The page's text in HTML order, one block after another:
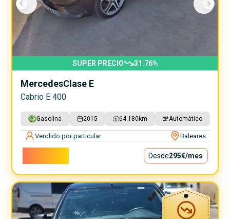
SUPER PRECIO 31.76%
MercedesClase E
Cabrio E 400
Gasolina 2015 64.180 km Automático
Vendido por particular Baleares
Desde295€/mes